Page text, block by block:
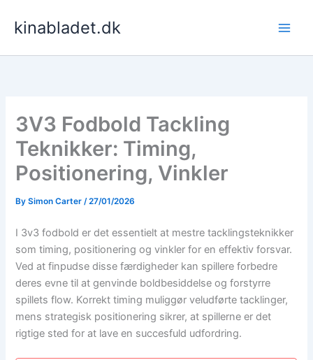
kinabladet.dk
3V3 Fodbold Tackling
Teknikker: Timing,
Positionering, Vinkler
BySimon Carter/27/01/2026
I 3v3 fodbold er det essentielt at mestre tacklingsteknikker
som timing, positionering og vinkler for en effektiv forsvar.
Ved at finpudse disse færdigheder kan spillere forbedre
deres evne til at genvinde boldbesiddelse og forstyrre
spillets flow. Korrekt timing muliggør veludførte tacklinger,
mens strategisk positionering sikrer, at spillerne er det
rigtige sted for at lave en succesfuld udfordring.